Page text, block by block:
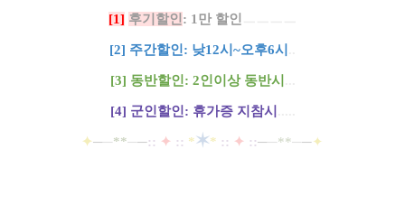
[1] 후기할인 : 1만 할인
[2] 주간할인: 낮12시~오후6시
[3] 동반할인: 2인이상 동반시
[4] 군인할인: 휴가증 지참시
✦──**──:: ✦ :: *✶* :: ✦ ::──**──✦